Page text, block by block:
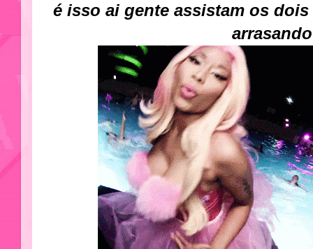
é isso ai gente assistam os
arrasando